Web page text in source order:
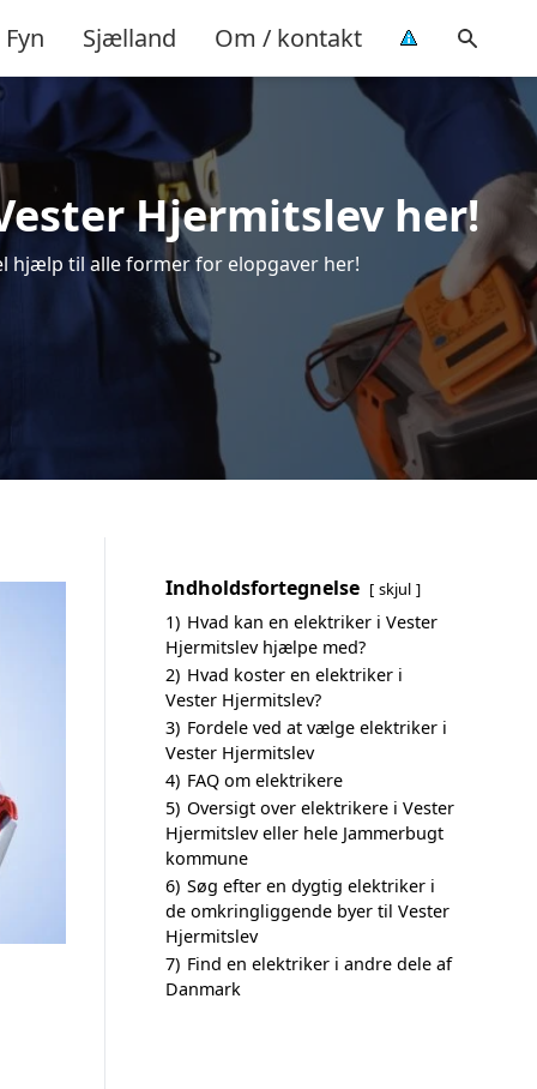
Fyn Sjælland Om / kontakt
Hjermitslev her!
hjælp til alle former for elopgaver her!
Indholdsfortegnelse skjul
1) Hvad kan en elektriker i Vester
Hjermitslev hjælpe med?
2) Hvad koster en elektriker i
Vester Hjermitslev?
3) Fordele ved at vælge elektriker i
Vester Hjermitslev
4) FAQ om elektrikere
5) Oversigt over elektrikere i Vester
Hjermitslev eller hele Jammerbugt
kommune
6) Søg efter en dygtig elektriker i
de omkringliggende byer til Vester
Hjermitslev
7) Find en elektriker i andre dele af
Danmark